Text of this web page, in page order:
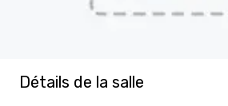
Détails de la salle